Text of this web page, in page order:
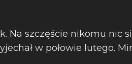
Na szczęście nikomu nic
w połowie lutego.